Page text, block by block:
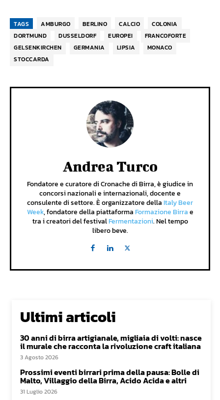
TAGS AMBURGO BERLINO CALCIO
COLONIA
DORTMUND
DUSSELDORF EUROPEI
FRANCOFORTE
GELSENKIRCHEN
GERMANIA LIPSIA
MONACO
STOCCARDA
Andrea Turco
Fondatore e curatore di Cronache di Birra, è giudice in
concorsi nazionali e internazionali, docente e
consulente di settore. È organizzatore della Italy Beer
Week, fondatore della piattaforma Formazione Birrae
tra i creatori del festivalFermentazioni. Nel tempo
libero beve.
Ultimi articoli
30 anni di birra artigianale, migliaia di volti: nasce
il murale che racconta la rivoluzione craft italiana
3 Agosto 2026
Prossimi eventi birrari prima della pausa: Bolle di
Malto, Villaggio della Birra, Acido Acida e altri
31 Luglio 2026